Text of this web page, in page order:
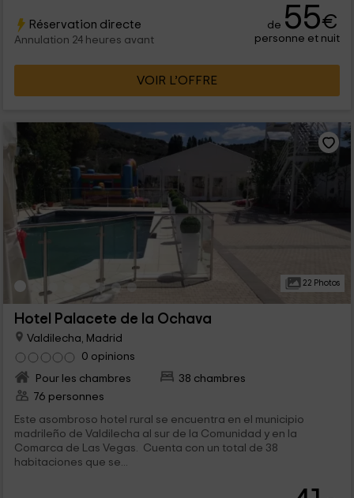
Réservation directe
Annulation 24 heures avant
de 55€
personne et nuit
VOIR L’OFFRE
22 Photos
Hotel Palacete de la Ochava
Valdilecha, Madrid
0 opinions
Pour les chambres
38 chambres
76 personnes
Este asombroso hotel rural se encuentra en el municipio
madrileño de Valdilecha al sur de la Comunidad y en la
Comarca de Las Vegas. Cuenta con un total de 38
habitaciones que se...